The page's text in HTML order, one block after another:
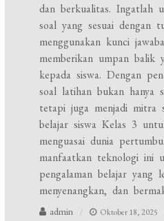
dan berkualitas. Ingatlah
soal yang sesuai dengan
menggunakan kunci
memberikan umpan balik
kepada siswa. Dengan
soal latihan bukan hanya
tetapi juga menjadi mitra
belajar siswa Kelas 3
menguasai dunia
manfaatkan teknologi ini
pengalaman belajar yang
menyenangkan, dan
admin Oktober 18, 2025